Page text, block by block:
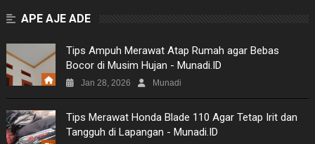
APE AJE ADE
Tips Ampuh Merawat Atap Rumah agar Bebas
Bocor di Musim Hujan - Munadi.ID
Jan 28, 2026 Munadi
Tips Merawat Honda Blade 110 Agar Tetap Irit dan
Tangguh di Lapangan - Munadi.ID